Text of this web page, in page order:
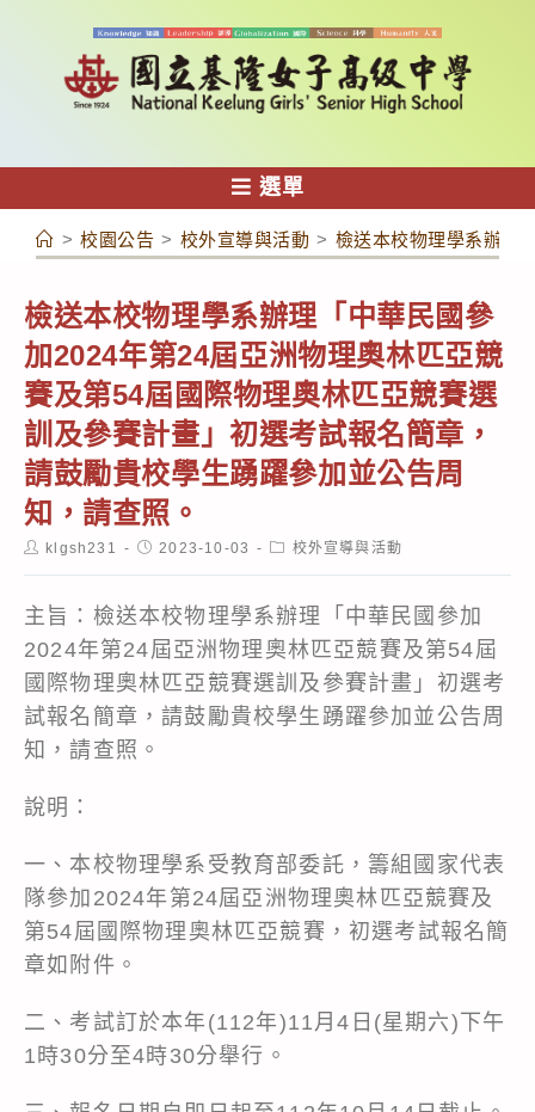
容
選單
> 校園公告 > 校外宣導與活動 > 檢送本校物理學系辦理
檢送本校物理學系辦理「中華民國參
加2024年第24屆亞洲物理奧林匹亞競
賽及第54屆國際物理奧林匹亞競賽選
訓及參賽計畫」初選考試報名簡章，
請鼓勵貴校學生踴躍參加並公告周
知，請查照。
Postklgsh231
Post2023-10-03
Post校外宣導與活動
主旨：檢送本校物理學系辦理「中華民國參加
2024年第24屆亞洲物理奧林匹亞競賽及第54屆
國際物理奧林匹亞競賽選訓及參賽計畫」初選考
試報名簡章，請鼓勵貴校學生踴躍參加並公告周
知，請查照。
說明：
一、本校物理學系受教育部委託，籌組國家代表
隊參加2024年第24屆亞洲物理奧林匹亞競賽及
第54屆國際物理奧林匹亞競賽，初選考試報名簡
章如附件。
二、考試訂於本年(112年)11月4日(星期六)下午
1時30分至4時30分舉行。